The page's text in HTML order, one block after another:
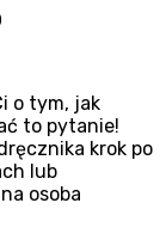
o tym, jak
to pytanie!
krok po
lub
osoba